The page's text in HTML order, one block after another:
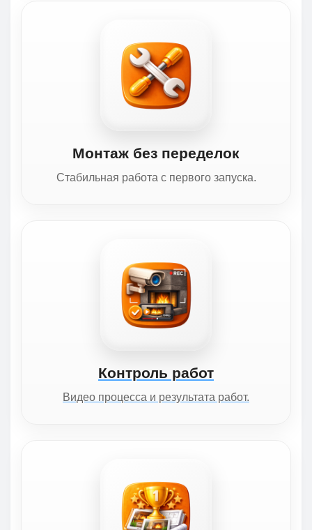
Монтаж без переделок
Стабильная работа с первого запуска.
Контроль работ
Видео процесса и результата работ.